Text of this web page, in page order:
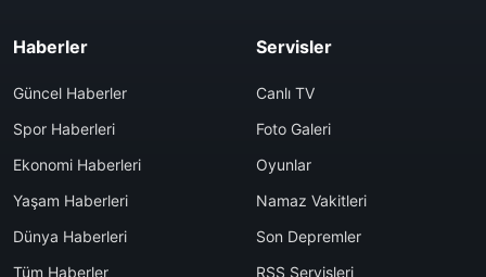
Haberler
Güncel Haberler
Spor Haberleri
Ekonomi Haberleri
Yaşam Haberleri
Dünya Haberleri
Tüm Haberler
Servisler
Canlı TV
Foto Galeri
Oyunlar
Namaz Vakitleri
Son Depremler
RSS Servisleri